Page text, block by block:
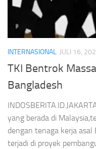
INTERNASIONAL JULI 16,
TKI Bentrok
Bangladesh
yang berada di
dengan tenaga kerja asal
terjadi di proyek